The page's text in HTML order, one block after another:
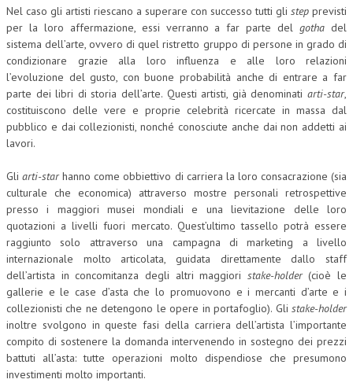
DOCUMENTI
MANUALI E MONOGRAFIE
TESI DI LAUREA
MATERIALE DIDATTICO
INVITI E PROMOZIONI
Nel caso gli artisti riescano a superare con successo tutti gli step previsti
per la loro affermazione, essi verranno a far parte delgotha del
sistema dell’arte, ovvero di quel ristretto gruppo di persone in grado di
condizionare grazie alla loro influenza e alle loro relazioni
l’evoluzione del gusto, con buone probabilità anche di entrare a far
parte dei libri di storia dell’arte. Questi artisti, già denominati arti-star,
costituiscono delle vere e proprie celebrità ricercate in massa dal
pubblico e dai collezionisti, nonché conosciute anche dai non addetti ai
lavori.
Gliarti-starhanno come obbiettivo di carriera la loro consacrazione (sia
culturale che economica) attraverso mostre personali retrospettive
presso i maggiori musei mondiali e una lievitazione delle loro
quotazioni a livelli fuori mercato. Quest’ultimo tassello potrà essere
raggiunto solo attraverso una campagna di marketing a livello
internazionale molto articolata, guidata direttamente dallo staff
dell’artista in concomitanza degli altri maggiori stake-holder(cioè le
gallerie e le case d’asta che lo promuovono e i mercanti d’arte e i
collezionisti che ne detengono le opere in portafoglio). Gli stake-holder
inoltre svolgono in queste fasi della carriera dell’artista l’importante
compito di sostenere la domanda intervenendo in sostegno dei prezzi
battuti all’asta: tutte operazioni molto dispendiose che presumono
investimenti molto importanti.